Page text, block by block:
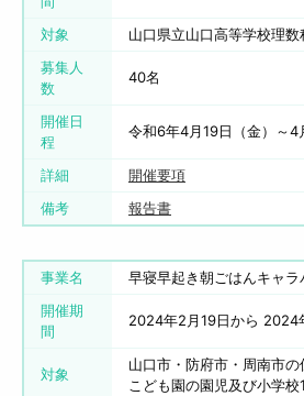
対象
山口県立山口高等学校理
募集人
数
40名
開催日
程
令和6年4月19日（金）～4
詳細
開催要項
備考
報告書
事業名 早寝早起き朝ごはんキャラ
開催期
間
2024年2月19日から 2024
対象
山口市・防府市・周南市
こども園の園児及び小学校